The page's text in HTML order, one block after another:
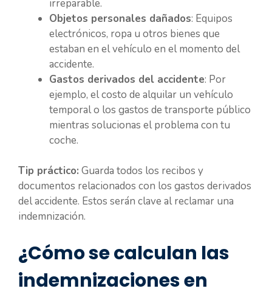
irreparable.
Objetos personales dañados: Equipos
electrónicos, ropa u otros bienes que
estaban en el vehículo en el momento del
accidente.
Gastos derivados del accidente: Por
ejemplo, el costo de alquilar un vehículo
temporal o los gastos de transporte público
mientras solucionas el problema con tu
coche.
Tip práctico: Guarda todos los recibos y
documentos relacionados con los gastos derivados
del accidente. Estos serán clave al reclamar una
indemnización.
¿Cómo se calculan las
indemnizaciones en